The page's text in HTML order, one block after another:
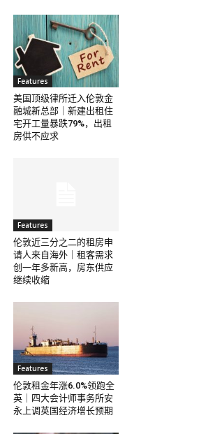
Features
美国顶级律所迁入伦敦金
融城新总部｜新建出租住
宅开工量暴跌79%，出租
房供不应求
Features
伦敦近三分之二的租房申
请人来自海外｜租客需求
创一年多新高，房东供应
继续收缩
Features
伦敦租金年涨6.0%领跑全
英｜四大会计师事务所安
永上调英国经济增长预期